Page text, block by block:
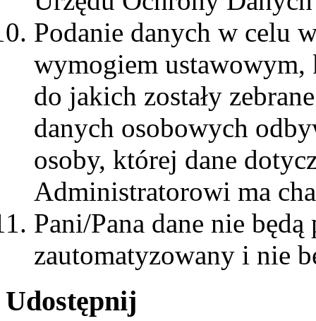
Podanie danych w celu
wymogiem
do jakich zostały
danych osobowych
osoby, której dane
Administratorowi ma
Pani/Pana dane nie
zautomatyzowany i nie
Udostępnij